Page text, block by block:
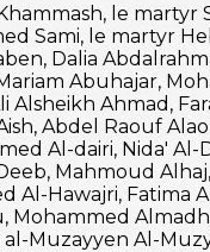
le martyr
Sami, le martyr
Dalia
Abuhajar,
Alsheikh Ahmad,
Abdel Raouf
Al-dairi, Nida' Al-
Mahmoud
Al-Hawajri, Fatima
Mohammed
Muzayyen Al-